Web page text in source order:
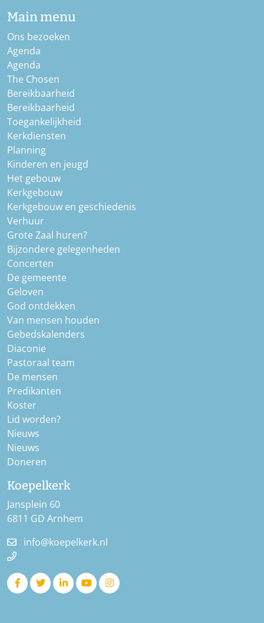
Main menu
Ons bezoeken
Agenda
Agenda
The Chosen
Bereikbaarheid
Bereikbaarheid
Toegankelijkheid
Kerkdiensten
Planning
Kinderen en jeugd
Het gebouw
Kerkgebouw
Kerkgebouw en geschiedenis
Verhuur
Grote Zaal huren?
Bijzondere gelegenheden
Concerten
De gemeente
Geloven
God ontdekken
Van mensen houden
Gebedskalenders
Diaconie
Pastoraal team
De mensen
Predikanten
Koster
Lid worden?
Nieuws
Nieuws
Doneren
Koepelkerk
Jansplein 60
6811 GD Arnhem
info@koepelkerk.nl